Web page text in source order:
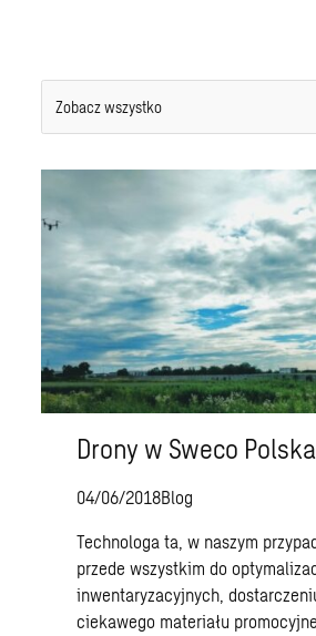
Zobacz wszystko
Drony w Sweco Polska
04/06/2018Blog
Technologa ta, w naszym
przede wszystkim do
inwentaryzacyjnych,
ciekawego materiału